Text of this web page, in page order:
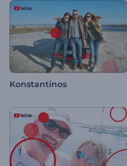
Konstantinos